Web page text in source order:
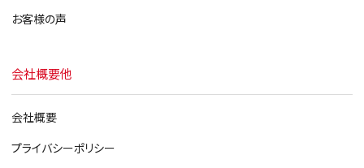
お客様の声
会社概要他
会社概要
プライバシーポリシー